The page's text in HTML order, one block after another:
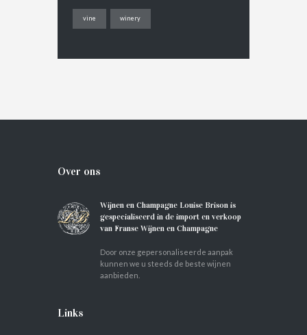
vine winery
Over ons
Wijnen en Champagne Louise Brison is
gespecialiseerd in de import en verkoop
van Franse Wijnen en Champagne
Door onze gepersonaliseerde aanpak
kunnen we u steeds de beste wijnen
aanbieden.
Links